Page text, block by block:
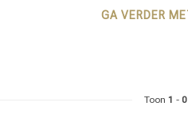
GA VERDER
Toon 1 - 0